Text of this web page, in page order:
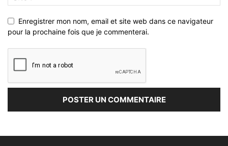
Enregistrer mon nom, email et site web dans ce navigateur
pour la prochaine fois que je commenterai.